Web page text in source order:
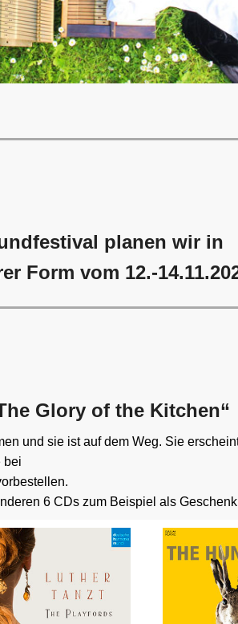
planen wir in
Form vom 12.-
Glory of the Kitchen“
und sie ist auf dem Weg. Sie
bei
6 CDs zum Beispiel als